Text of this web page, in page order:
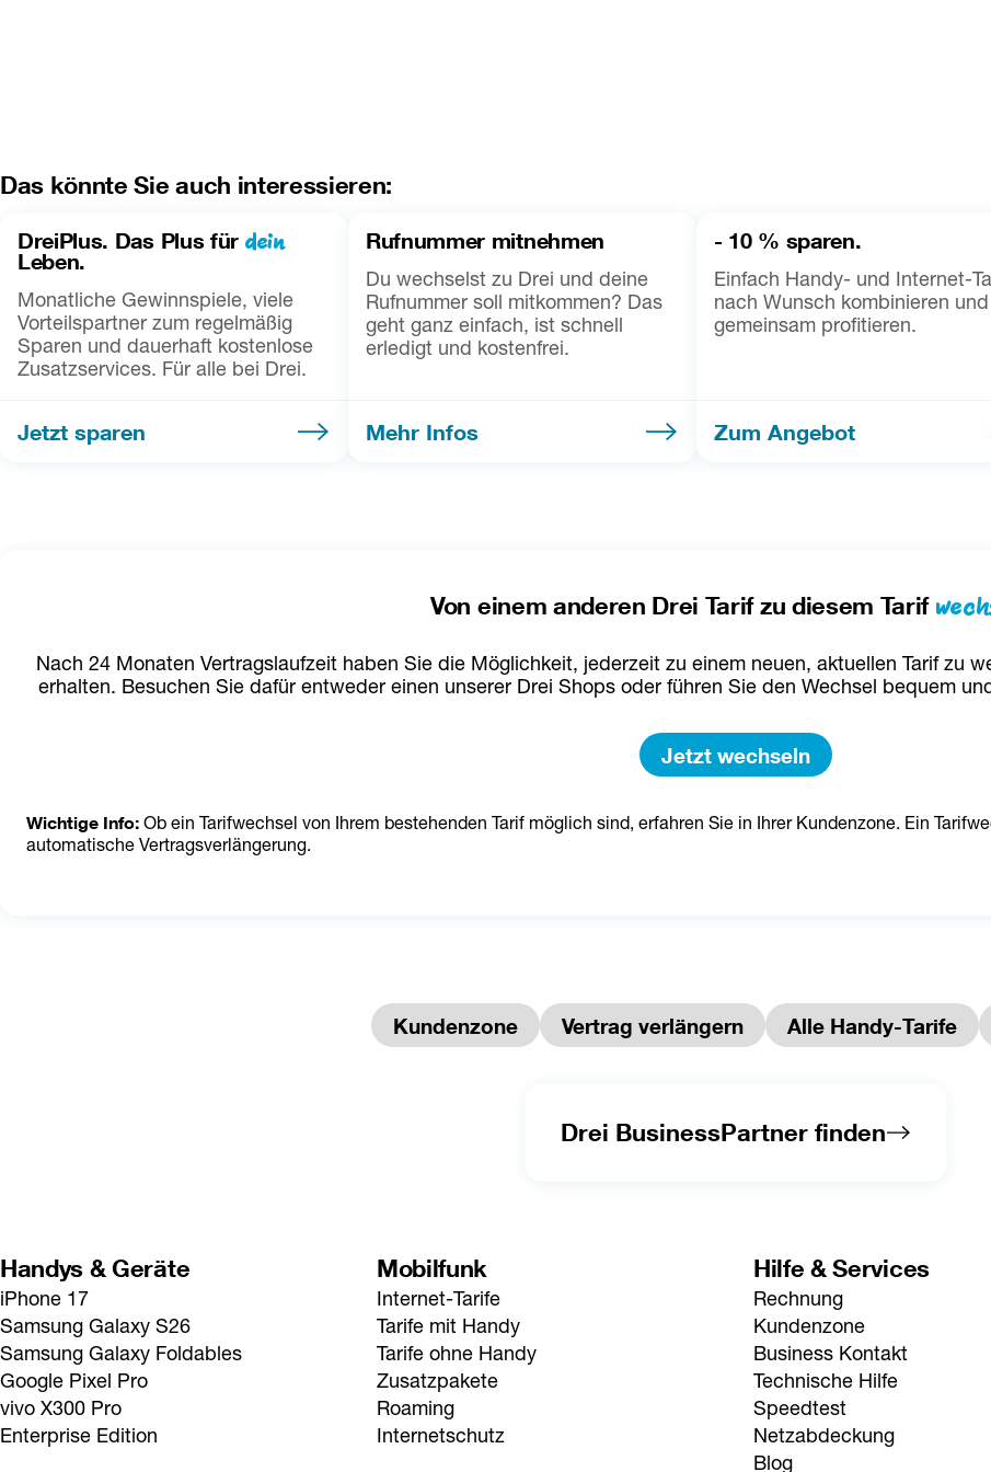
Das könnte Sie auch interessieren:
DreiPlus. Das Plus für dein
Leben.
Monatliche Gewinnspiele, viele
Vorteilspartner zum regelmäßig
Sparen und dauerhaft kostenlose
Zusatzservices. Für alle bei Drei.
Jetzt sparen
Rufnummer mitnehmen
Du wechselst zu Drei und deine
Rufnummer soll mitkommen? Das
geht ganz einfach, ist schnell
erledigt und kostenfrei.
Mehr Infos
- 10 % sparen.
Einfach Handy- und Internet-
nach Wunsch kombinieren und
gemeinsam profitieren.
Zum Angebot
Von einem anderen Drei Tarif zu diesem Tarif
Nach 24 Monaten Vertragslaufzeit haben Sie die Möglichkeit, jederzeit zu einem neuen, aktuellen Tarif zu
erhalten. Besuchen Sie dafür entweder einen unserer Drei Shops oder führen Sie den Wechsel bequem
Jetzt wechseln
Wichtige Info: Ob ein Tarifwechsel von Ihrem bestehenden Tarif möglich sind, erfahren Sie in Ihrer Kundenzone. Ein
automatische Vertragsverlängerung.
Kundenzone Vertrag verlängern Alle Handy-Tarife
Drei BusinessPartner finden
Handys & Geräte
iPhone 17
Samsung Galaxy S26
Samsung Galaxy Foldables
Google Pixel Pro
vivo X300 Pro
Enterprise Edition
Mobilfunk
Internet-Tarife
Tarife mit Handy
Tarife ohne Handy
Zusatzpakete
Roaming
Internetschutz
Hilfe & Services
Rechnung
Kundenzone
Business Kontakt
Technische Hilfe
Speedtest
Netzabdeckung
Blog